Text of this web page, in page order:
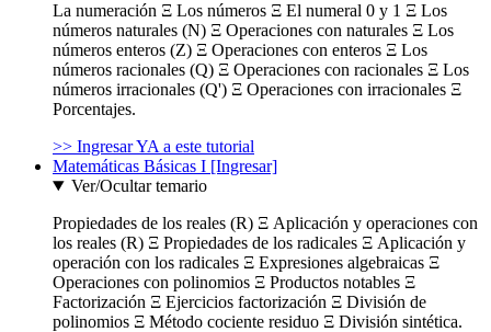
La numeración Ξ Los números Ξ El numeral 0 y 1 Ξ Los
números naturales (N) Ξ Operaciones con naturales Ξ Los
números enteros (Z) Ξ Operaciones con enteros Ξ Los
números racionales (Q) Ξ Operaciones con racionales Ξ Los
números irracionales (Q') Ξ Operaciones con irracionales Ξ
Porcentajes.
>> Ingresar YA a este tutorial
Matemáticas Básicas I [Ingresar]
Ver/Ocultar temario
Propiedades de los reales (R) Ξ Aplicación y operaciones con
los reales (R) Ξ Propiedades de los radicales Ξ Aplicación y
operación con los radicales Ξ Expresiones algebraicas Ξ
Operaciones con polinomios Ξ Productos notables Ξ
Factorización Ξ Ejercicios factorización Ξ División de
polinomios Ξ Método cociente residuo Ξ División sintética.